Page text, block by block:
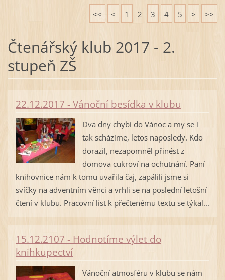
<< < 1 2 3 4 5 > >>
Čtenářský klub 2017 - 2.
stupeň ZŠ
22.12.2017 - Vánoční besídka v klubu
Dva dny chybí do Vánoc a my se i
tak scházíme, letos naposledy. Kdo
dorazil, nezapomněl přinést z
domova cukroví na ochutnání. Paní
knihovnice nám k tomu uvařila čaj, zapálili jsme si
svíčky na adventním věnci a vrhli se na poslední letošní
čtení v klubu. Pracovní list k přečtenému textu se týkal...
15.12.2107 - Hodnotíme výlet do
knihkupectví
Vánoční atmosféru v klubu se nám